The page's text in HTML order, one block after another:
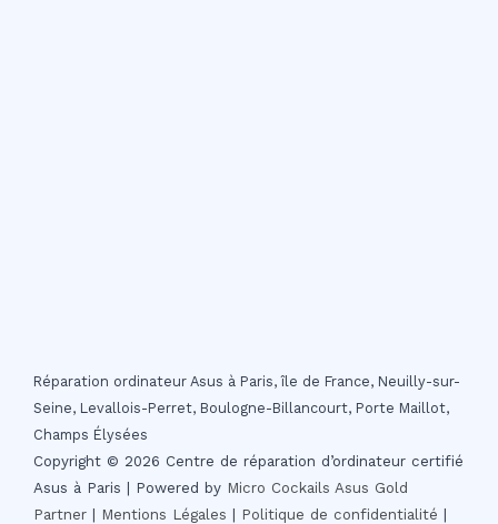
Réparation ordinateur Asus à Paris, île de France, Neuilly-sur-
Seine, Levallois-Perret, Boulogne-Billancourt, Porte Maillot,
Champs Élysées
Copyright © 2026 Centre de réparation d’ordinateur certifié
Asus à Paris | Powered by Micro Cockails Asus Gold
Partner
Mentions Légales Politique de confidentialité